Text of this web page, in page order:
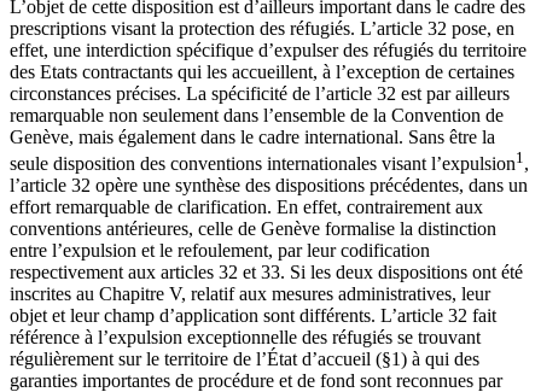
L’objet de cette disposition est d’ailleurs important dans le cadre des
prescriptions visant la protection des réfugiés. L’article 32 pose, en
effet, une interdiction spécifique d’expulser des réfugiés du territoire
des Etats contractants qui les accueillent, à l’exception de certaines
circonstances précises. La spécificité de l’article 32 est par ailleurs
remarquable non seulement dans l’ensemble de la Convention de
Genève, mais également dans le cadre international. Sans être la
seule disposition des conventions internationales visant l’expulsion1 ,
l’article 32 opère une synthèse des dispositions précédentes, dans un
effort remarquable de clarification. En effet, contrairement aux
conventions antérieures, celle de Genève formalise la distinction
entre l’expulsion et le refoulement, par leur codification
respectivement aux articles 32 et 33. Si les deux dispositions ont été
inscrites au Chapitre V, relatif aux mesures administratives, leur
objet et leur champ d’application sont différents. L’article 32 fait
référence à l’expulsion exceptionnelle des réfugiés se trouvant
régulièrement sur le territoire de l’État d’accueil (§1) à qui des
garanties importantes de procédure et de fond sont reconnues par